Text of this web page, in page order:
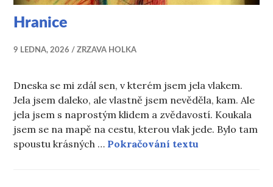
Hranice
9 LEDNA, 2026 ZRZAVA HOLKA
Dneska se mi zdál sen, v kterém jsem jela vlakem.
Jela jsem daleko, ale vlastně jsem nevěděla, kam. Ale
jela jsem s naprostým klidem a zvědavostí. Koukala
jsem se na mapě na cestu, kterou vlak jede. Bylo tam
spoustu krásných … Pokračování textu